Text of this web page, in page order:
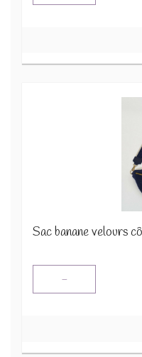
Sac banane velours
-